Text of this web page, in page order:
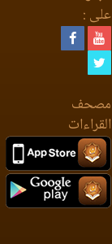
على :
مصحف
القراءات